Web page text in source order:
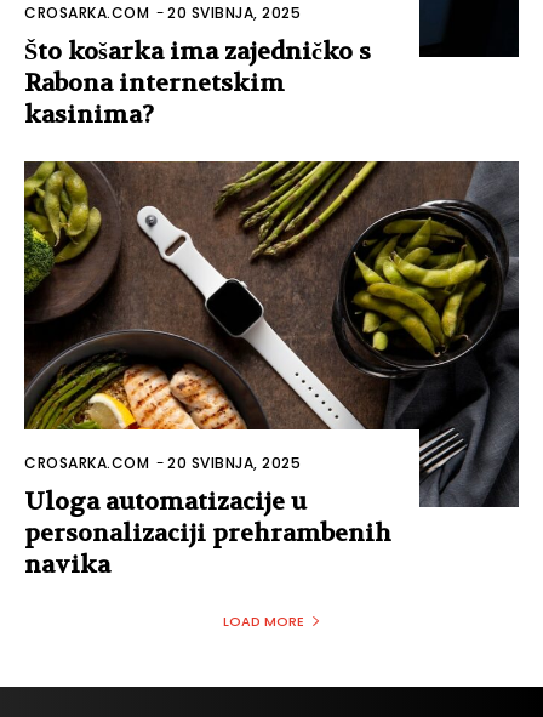
CROSARKA.COM -20 SVIBNJA, 2025
Što košarka ima zajedničko s
Rabona internetskim
kasinima?
CROSARKA.COM -20 SVIBNJA, 2025
Uloga automatizacije u
personalizaciji prehrambenih
navika
LOAD MORE